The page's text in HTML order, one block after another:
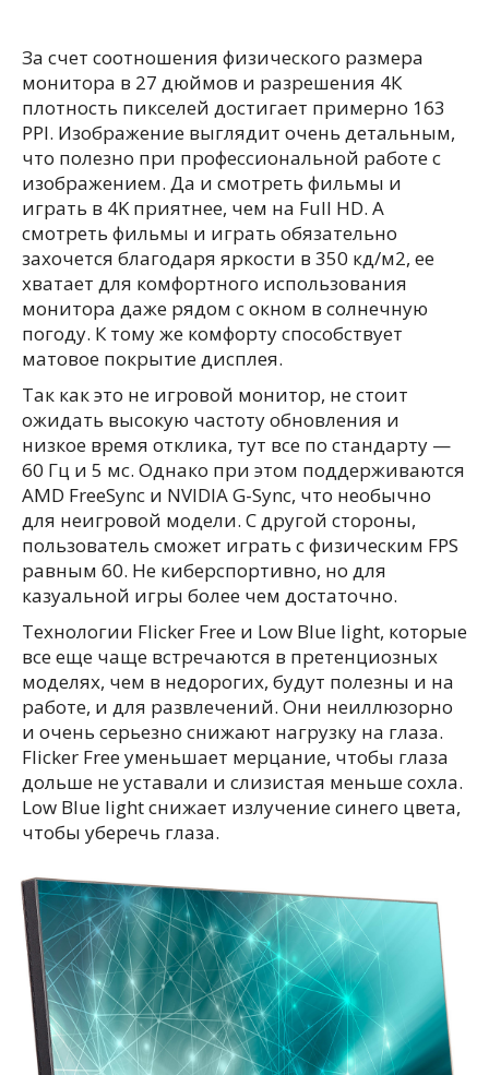
За счет соотношения физического размера
монитора в 27 дюймов и разрешения 4К
плотность пикселей достигает примерно 163
PPI. Изображение выглядит очень детальным,
что полезно при профессиональной работе с
изображением. Да и смотреть фильмы и
играть в 4K приятнее, чем на Full HD. А
смотреть фильмы и играть обязательно
захочется благодаря яркости в 350 кд/м2, ее
хватает для комфортного использования
монитора даже рядом с окном в солнечную
погоду. К тому же комфорту способствует
матовое покрытие дисплея.
Так как это не игровой монитор, не стоит
ожидать высокую частоту обновления и
низкое время отклика, тут все по стандарту —
60 Гц и 5 мс. Однако при этом поддерживаются
AMD FreeSync и NVIDIA G-Sync, что необычно
для неигровой модели. С другой стороны,
пользователь сможет играть с физическим FPS
равным 60. Не киберспортивно, но для
казуальной игры более чем достаточно.
Технологии Flicker Free и Low Blue light, которые
все еще чаще встречаются в претенциозных
моделях, чем в недорогих, будут полезны и на
работе, и для развлечений. Они неиллюзорно
и очень серьезно снижают нагрузку на глаза.
Flicker Free уменьшает мерцание, чтобы глаза
дольше не уставали и слизистая меньше сохла.
Low Blue light снижает излучение синего цвета,
чтобы уберечь глаза.